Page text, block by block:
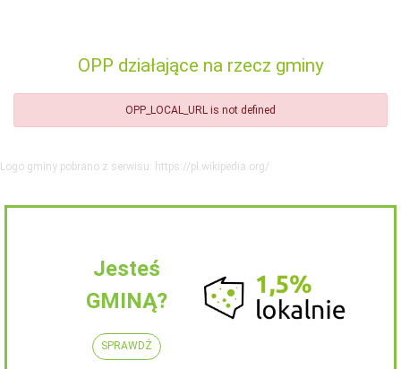
OPP działające na rzecz gminy
OPP_LOCAL_URL is not defined
Logo gminy pobrano z serwisu: https://pl.wikipedia.org/
Jesteś
GMINĄ?
SPRAWDŹ